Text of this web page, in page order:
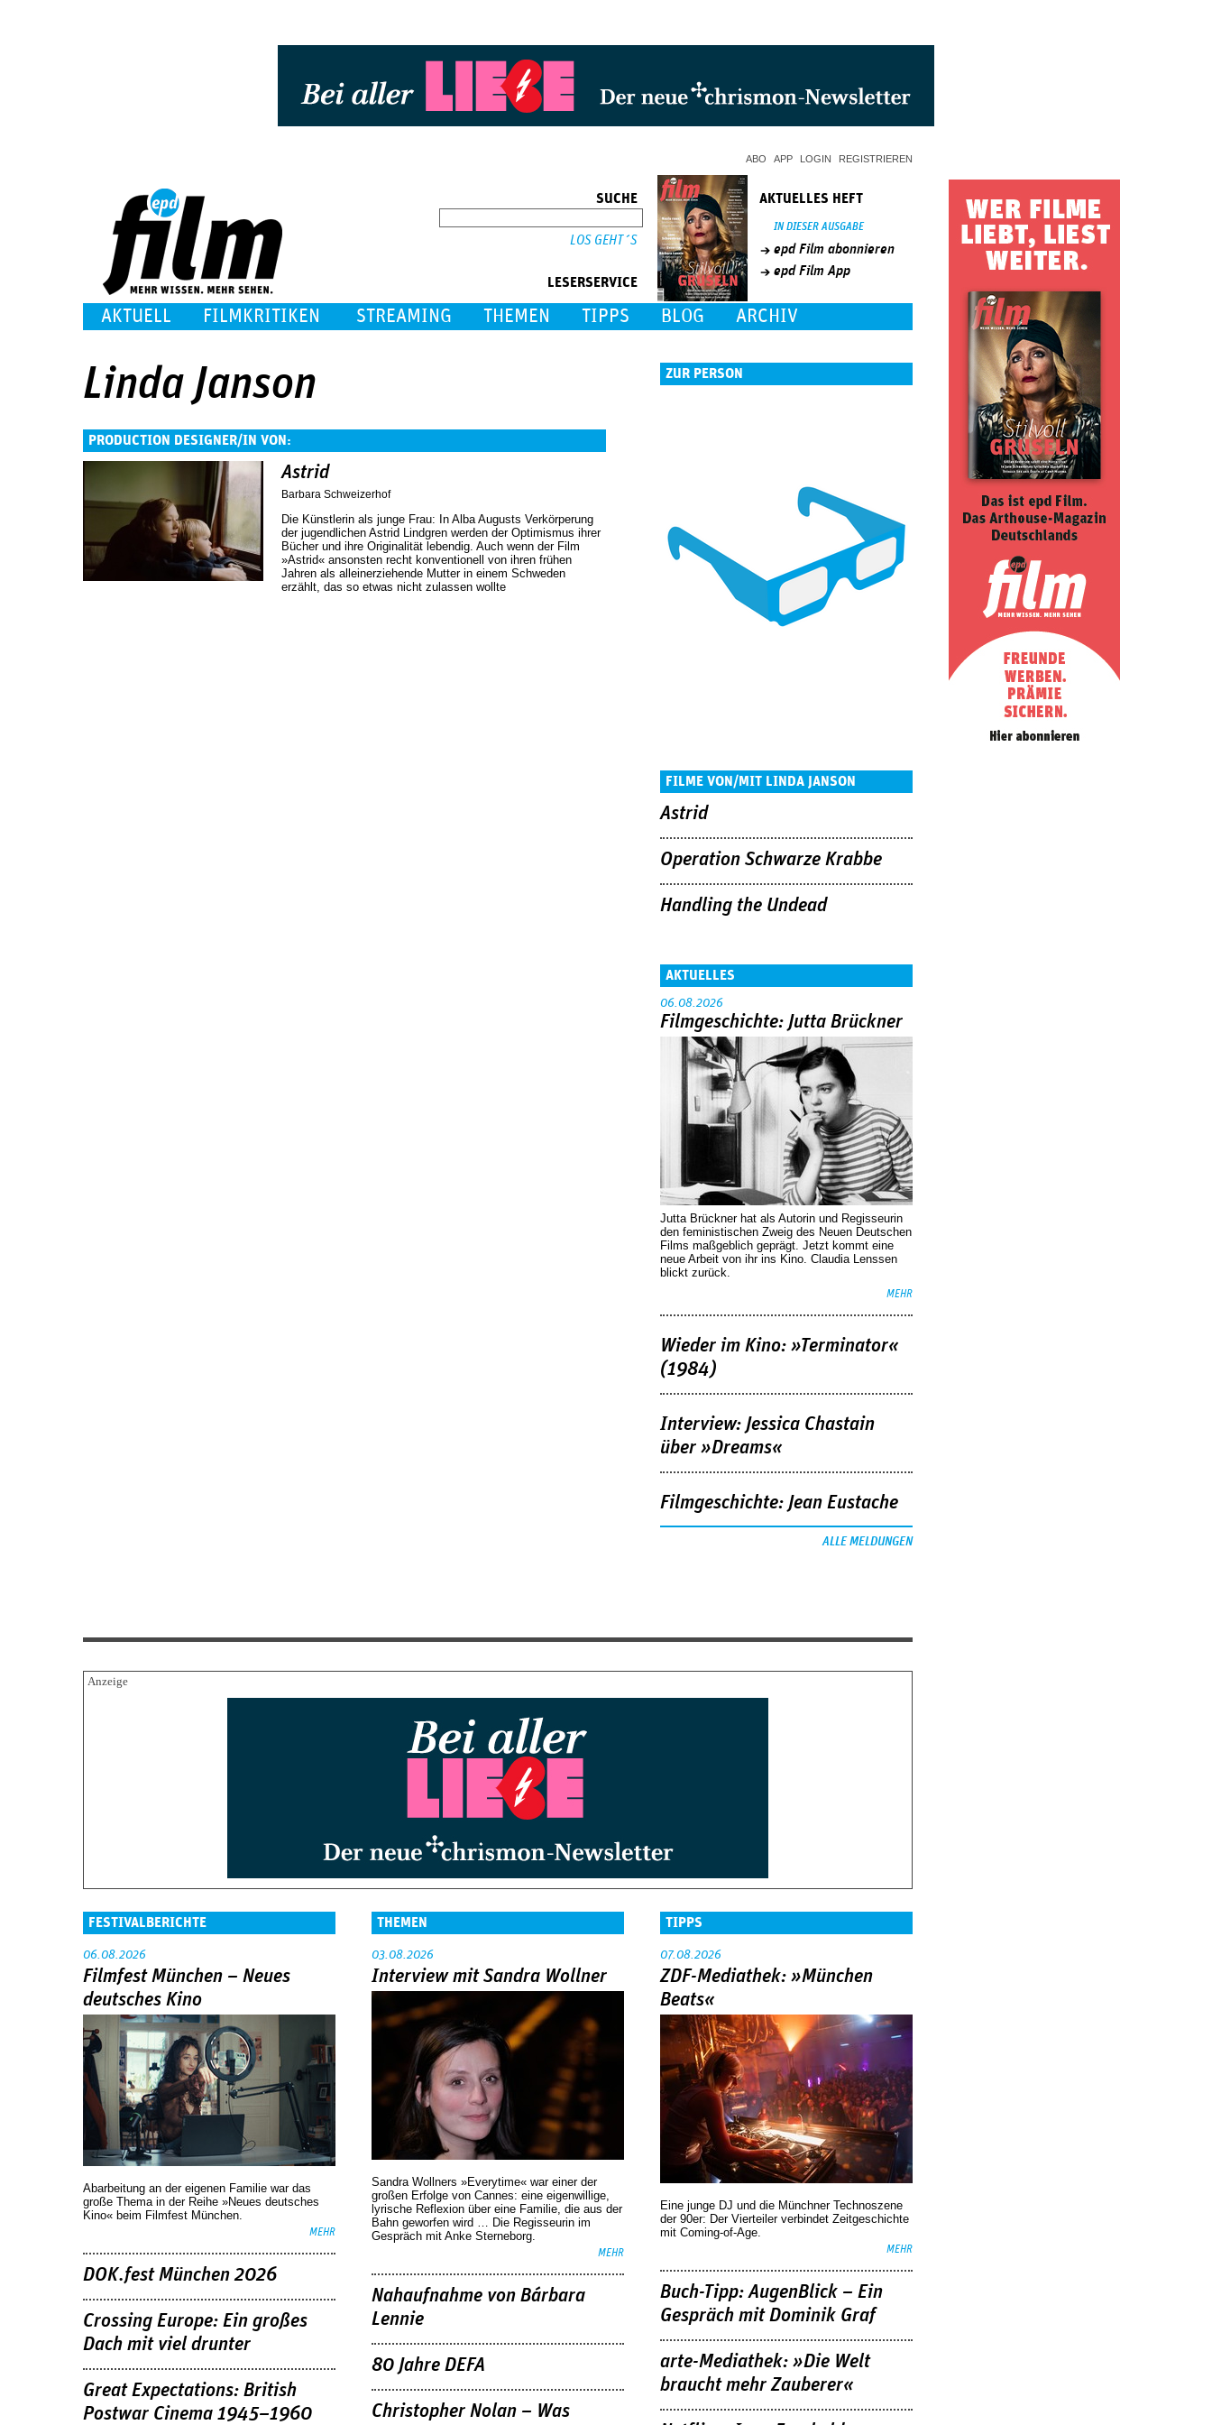
ABO APP LOGIN REGISTRIEREN
SUCHE
LESERSERVICE
AKTUELLES HEFT
IN DIESER AUSGABE
epd Film abonnieren
epd Film App
AKTUELL FILMKRITIKEN STREAMING THEMEN TIPPS BLOG ARCHIV
Linda Janson
PRODUCTION DESIGNER/IN VON:
Astrid
Barbara Schweizerhof
Die Künstlerin als junge Frau: In Alba ­Augusts Verkörperung
der jugendlichen ­Astrid Lindgren werden der Optimismus ihrer
Bücher und ihre Originalität lebendig. Auch wenn der Film
»Astrid« ansonsten recht konventionell von ihren frühen
Jahren als alleinerziehende Mutter in einem Schweden
erzählt, das so etwas nicht zulassen wollte
ZUR PERSON
FILME VON/MIT LINDA JANSON
Astrid
Operation Schwarze Krabbe
Handling the Undead
AKTUELLES
06.08.2026
Filmgeschichte: Jutta Brückner
Jutta Brückner hat als Autorin und Regisseurin
den feministischen Zweig des Neuen Deutschen
Films maßgeblich geprägt. Jetzt kommt eine
neue Arbeit von ihr ins Kino. Claudia Lenssen
blickt zurück.
MEHR
Wieder im Kino: »Terminator«
(1984)
Interview: Jessica Chastain
über »Dreams«
Filmgeschichte: Jean Eustache
ALLE MELDUNGEN
FESTIVALBERICHTE
06.08.2026
Filmfest München – Neues
deutsches Kino
Abarbeitung an der eigenen Familie war das
große Thema in der Reihe »Neues deutsches
Kino« beim Filmfest München.
MEHR
DOK.fest München 2026
Crossing Europe: Ein großes
Dach mit viel drunter
Great Expectations: British
Postwar Cinema 1945–1960
THEMEN
03.08.2026
Interview mit Sandra Wollner
Sandra Wollners »Everytime« war einer der
großen Erfolge von Cannes: eine eigenwillige,
lyrische Reflexion über eine ­Familie, die aus der
Bahn geworfen wird … Die Regisseurin im
Gespräch mit Anke Sterneborg.
MEHR
Nahaufnahme von Bárbara
Lennie
80 Jahre DEFA
Christopher Nolan – Was
TIPPS
07.08.2026
ZDF-Mediathek: »München
Beats«
Eine junge DJ und die Münchner Technoszene
der 90er: Der Vierteiler verbindet Zeitgeschichte
mit Coming-of-Age.
MEHR
Buch-Tipp: AugenBlick – Ein
Gespräch mit Dominik Graf
arte-Mediathek: »Die Welt
braucht mehr Zauberer«